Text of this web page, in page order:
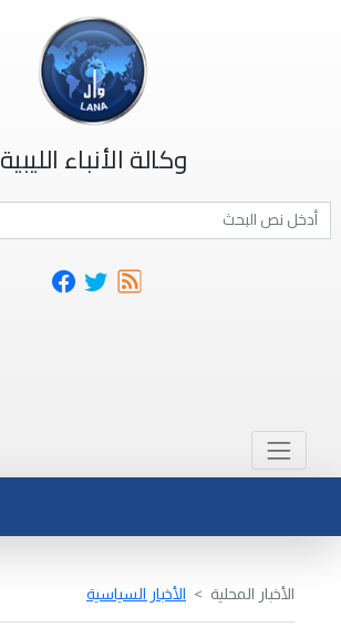
وكالة الأنباء الليبية
الأخبار المحلية الأخبار السياسية